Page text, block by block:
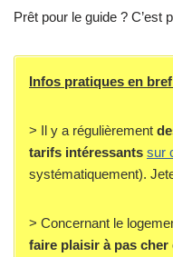
Prêt pour le guide ? C’est
Infos pratiques en
> Il y a régulièrement
tarifs intéressants sur
systématiquement).
> Concernant le
faire plaisir à pas cher